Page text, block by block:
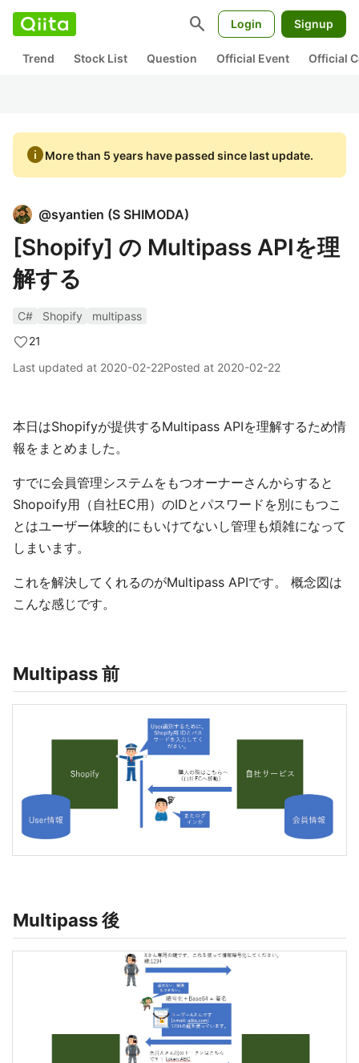
search Login Signup
Trend Stock List Question Official Event Official
infoMore than 5 years have passed since last update.
@syantien (S SHIMODA)
[Shopify] の Multipass APIを理
解する
C# Shopify
multipass
21
Last updated at 2020-02-22Posted at 2020-02-22
本日はShopifyが提供するMultipass APIを理解するため情
報をまとめました。
すでに会員管理システムをもつオーナーさんからすると
Shopoify用（自社EC用）のIDとパスワードを別にもつこ
とはユーザー体験的にもいけてないし管理も煩雑になって
しまいます。
これを解決してくれるのがMultipass APIです。 概念図は
こんな感じです。
Multipass 前
Multipass 後